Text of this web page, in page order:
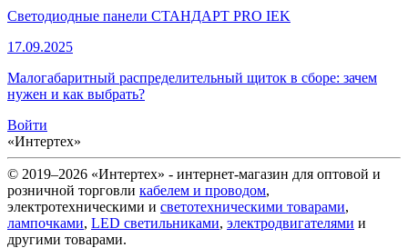
Светодиодные панели СТАНДАРТ PRO IEK
17.09.2025
Малогабаритный распределительный щиток в сборе: зачем
нужен и как выбрать?
Войти
«Интертех»
© 2019–2026 «Интертех» - интернет-магазин для оптовой и
розничной торговли кабелем и проводом,
электротехническими и светотехническими товарами,
лампочками, LED светильниками, электродвигателями и
другими товарами.